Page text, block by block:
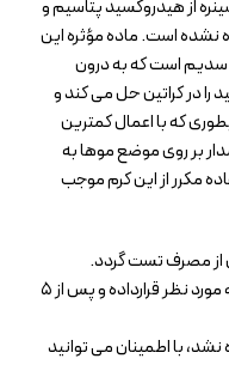
از هیدروکسید پتاسیم و
نشده است. ماده مؤثره این
سدیم است که به درون
را در کراتین حل می کند و
که با اعمال کمترین
بر روی موضع موها به
مکرر از این کرم موجب
مصرف تست گردد.
مقداری از کرم را روی سطح کوچکی از ناحیه مورد نظر قرارداده و پس از ۵
نشد، با اطمینان می توانید